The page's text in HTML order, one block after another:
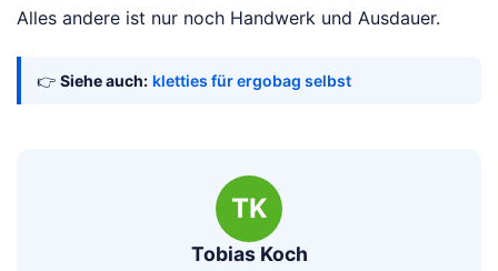
Alles andere ist nur noch Handwerk und Ausdauer.
👉 Siehe auch: kletties für ergobag selbst
TK
Tobias Koch